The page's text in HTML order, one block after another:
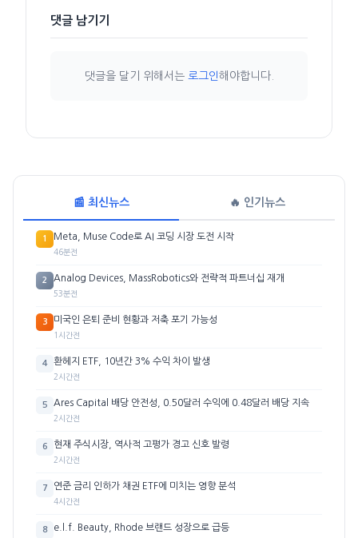
댓글 남기기
댓글을 달기 위해서는 로그인해야합니다.
📰 최신뉴스 🔥 인기뉴스
1 Meta, Muse Code로 AI 코딩 시장 도전 시작
46분전
2 Analog Devices, MassRobotics와 전략적 파트너십 재개
53분전
3 미국인 은퇴 준비 현황과 저축 포기 가능성
1시간전
4 환헤지 ETF, 10년간 3% 수익 차이 발생
2시간전
5 Ares Capital 배당 안전성, 0.50달러 수익에 0.48달러 배당 지속
2시간전
6 현재 주식시장, 역사적 고평가 경고 신호 발령
2시간전
7 연준 금리 인하가 채권 ETF에 미치는 영향 분석
4시간전
8 e.l.f. Beauty, Rhode 브랜드 성장으로 급등